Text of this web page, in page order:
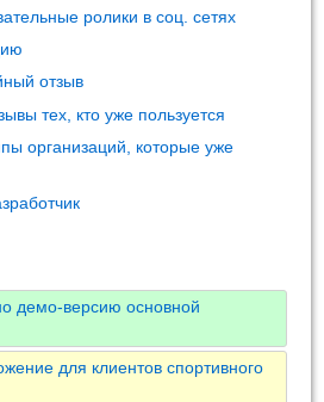
ролики в соц. сетях
отзыв
тех, кто уже пользуется
организаций, которые уже
демо-версию основной
для клиентов спортивного